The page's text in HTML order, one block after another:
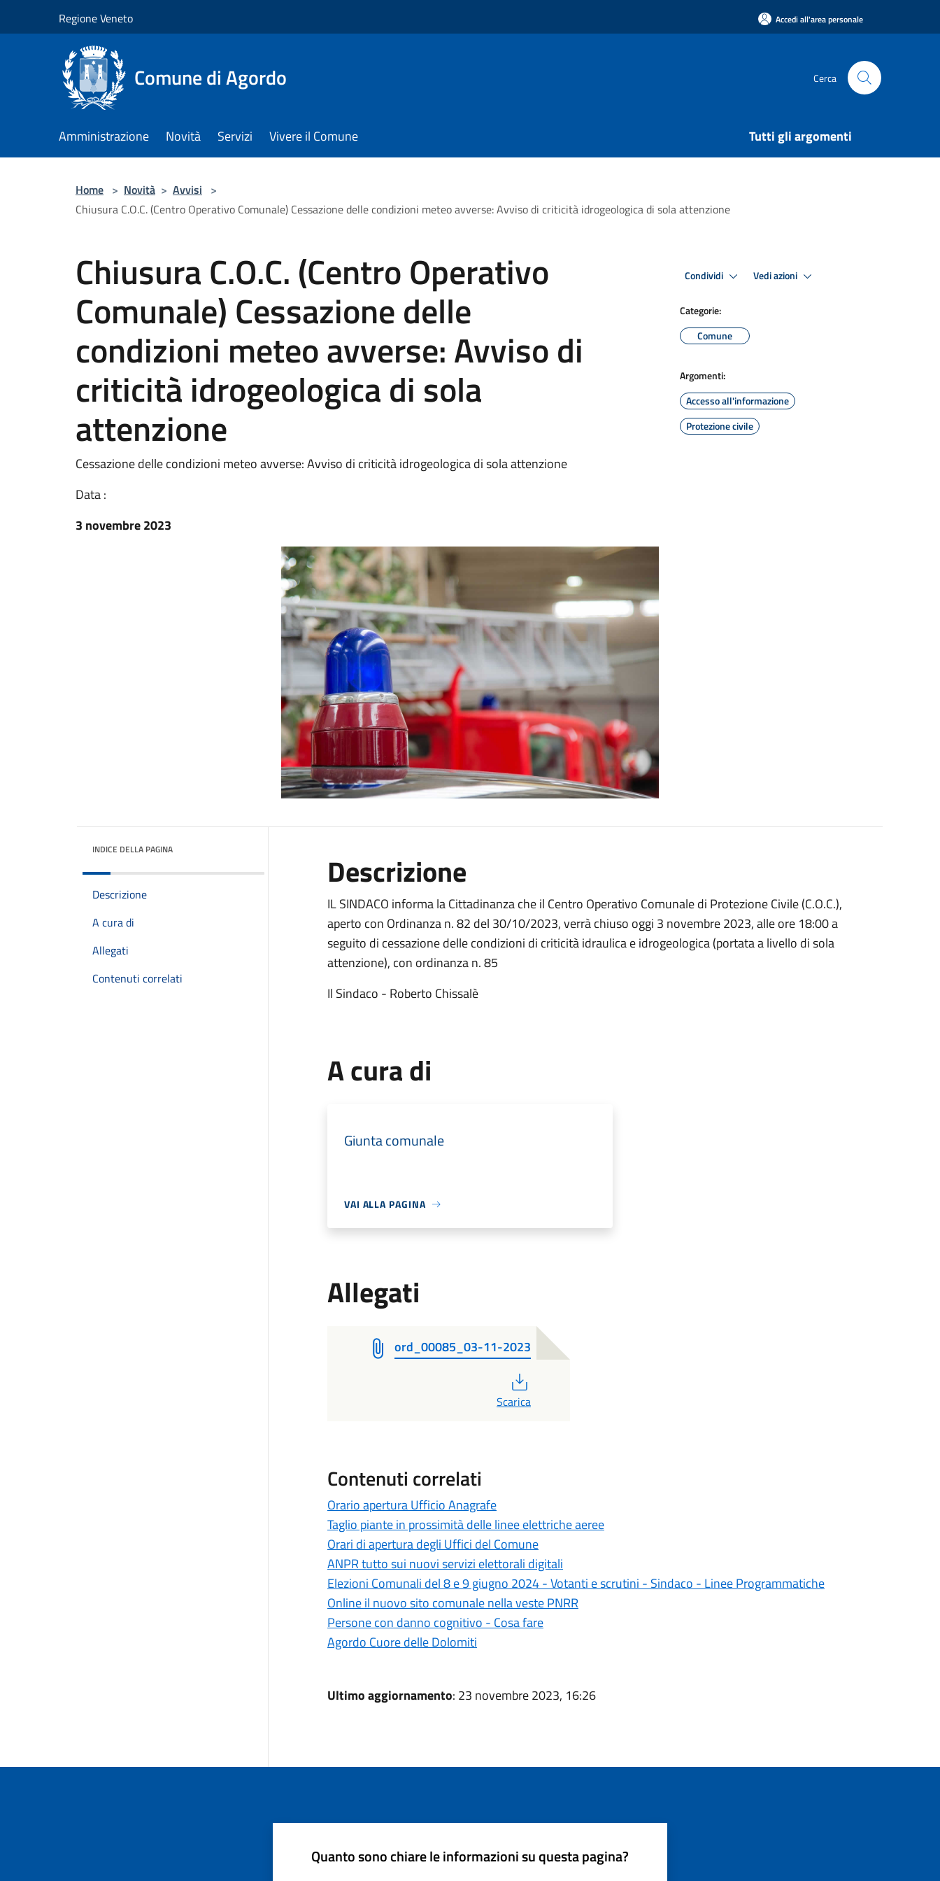
Regione Veneto Accedi all'area personale
Comune di Agordo Cerca
Amministrazione Novità Servizi Vivere il Comune Tutti gli argomenti
Home > Novità > Avvisi >
Chiusura C.O.C. (Centro Operativo Comunale) Cessazione delle condizioni meteo avverse: Avviso di criticità idrogeologica di sola attenzione
Chiusura C.O.C. (Centro Operativo
Comunale) Cessazione delle
condizioni meteo avverse: Avviso di
criticità idrogeologica di sola
attenzione
Cessazione delle condizioni meteo avverse: Avviso di criticità idrogeologica di sola attenzione
Data :
3 novembre 2023
Condividi Vedi azioni
Categorie:
Comune
Argomenti:
Accesso all'informazione
Protezione civile
INDICE DELLA PAGINA
Descrizione
A cura di
Allegati
Contenuti correlati
Descrizione
IL SINDACO informa la Cittadinanza che il Centro Operativo Comunale di Protezione Civile (C.O.C.),
aperto con Ordinanza n. 82 del 30/10/2023, verrà chiuso oggi 3 novembre 2023, alle ore 18:00 a
seguito di cessazione delle condizioni di criticità idraulica e idrogeologica (portata a livello di sola
attenzione), con ordinanza n. 85
Il Sindaco - Roberto Chissalè
A cura di
Giunta comunale
VAI ALLA PAGINA
Allegati
ord_00085_03-11-2023
Scarica
Contenuti correlati
Orario apertura Ufficio Anagrafe
Taglio piante in prossimità delle linee elettriche aeree
Orari di apertura degli Uffici del Comune
ANPR tutto sui nuovi servizi elettorali digitali
Elezioni Comunali del 8 e 9 giugno 2024 - Votanti e scrutini - Sindaco - Linee Programmatiche
Online il nuovo sito comunale nella veste PNRR
Persone con danno cognitivo - Cosa fare
Agordo Cuore delle Dolomiti
Ultimo aggiornamento: 23 novembre 2023, 16:26
Quanto sono chiare le informazioni su questa pagina?